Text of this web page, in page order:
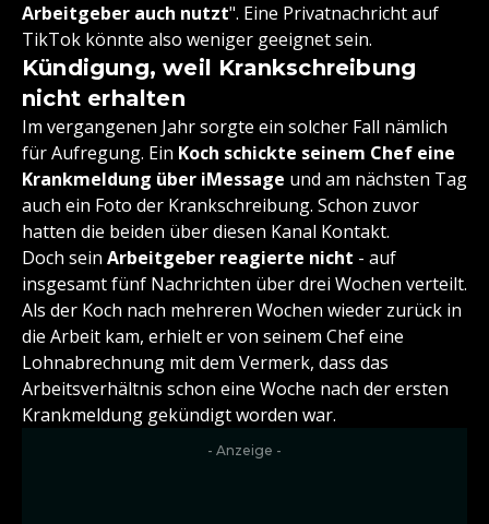
Arbeitgeber auch nutzt". Eine Privatnachricht auf
TikTok könnte also weniger geeignet sein.
Kündigung, weil Krankschreibung
nicht erhalten
Im vergangenen Jahr sorgte ein solcher Fall nämlich
für Aufregung. Ein Koch schickte seinem Chef eine
Krankmeldung über iMessage und am nächsten Tag
auch ein Foto der Krankschreibung. Schon zuvor
hatten die beiden über diesen Kanal Kontakt.
Doch sein Arbeitgeber reagierte nicht - auf
insgesamt fünf Nachrichten über drei Wochen verteilt.
Als der Koch nach mehreren Wochen wieder zurück in
die Arbeit kam, erhielt er von seinem Chef eine
Lohnabrechnung mit dem Vermerk, dass das
Arbeitsverhältnis schon eine Woche nach der ersten
Krankmeldung gekündigt worden war.
- Anzeige -